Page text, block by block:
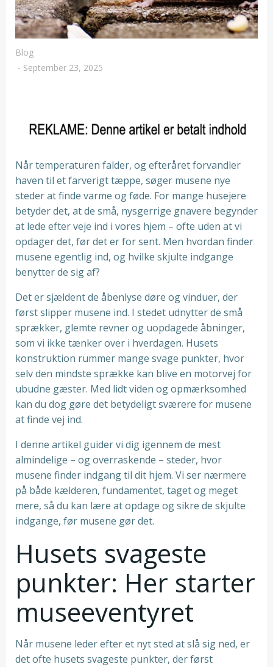
Blog
- September 23, 2025
Når temperaturen falder, og efteråret forvandler
haven til et farverigt tæppe, søger musene nye
steder at finde varme og føde. For mange husejere
betyder det, at de små, nysgerrige gnavere begynder
at lede efter veje ind i vores hjem – ofte uden at vi
opdager det, før det er for sent. Men hvordan finder
musene egentlig ind, og hvilke skjulte indgange
benytter de sig af?
Det er sjældent de åbenlyse døre og vinduer, der
først slipper musene ind. I stedet udnytter de små
sprækker, glemte revner og uopdagede åbninger,
som vi ikke tænker over i hverdagen. Husets
konstruktion rummer mange svage punkter, hvor
selv den mindste sprække kan blive en motorvej for
ubudne gæster. Med lidt viden og opmærksomhed
kan du dog gøre det betydeligt sværere for musene
at finde vej ind.
I denne artikel guider vi dig igennem de mest
almindelige – og overraskende – steder, hvor
musene finder indgang til dit hjem. Vi ser nærmere
på både kælderen, fundamentet, taget og meget
mere, så du kan lære at opdage og sikre de skjulte
indgange, før musene gør det.
Husets svageste
punkter: Her starter
museeventyret
Når musene leder efter et nyt sted at slå sig ned, er
det ofte husets svageste punkter, der først